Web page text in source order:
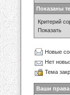
Показаны
Критерий
Показать
Новые
Нет
Тема
Ваши права